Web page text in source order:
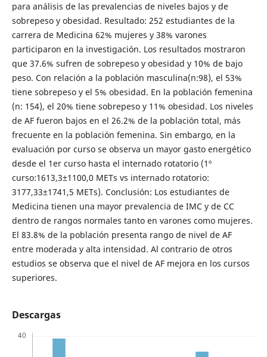
para análisis de las prevalencias de niveles bajos y de
sobrepeso y obesidad. Resultado: 252 estudiantes de la
carrera de Medicina 62% mujeres y 38% varones
participaron en la investigación. Los resultados mostraron
que 37.6% sufren de sobrepeso y obesidad y 10% de bajo
peso. Con relación a la población masculina(n:98), el 53%
tiene sobrepeso y el 5% obesidad. En la población femenina
(n: 154), el 20% tiene sobrepeso y 11% obesidad. Los niveles
de AF fueron bajos en el 26.2% de la población total, más
frecuente en la población femenina. Sin embargo, en la
evaluación por curso se observa un mayor gasto energético
desde el 1er curso hasta el internado rotatorio (1º
curso:1613,3±1100,0 METs vs internado rotatorio:
3177,33±1741,5 METs). Conclusión: Los estudiantes de
Medicina tienen una mayor prevalencia de IMC y de CC
dentro de rangos normales tanto en varones como mujeres.
El 83.8% de la población presenta rango de nivel de AF
entre moderada y alta intensidad. Al contrario de otros
estudios se observa que el nivel de AF mejora en los cursos
superiores.
Descargas